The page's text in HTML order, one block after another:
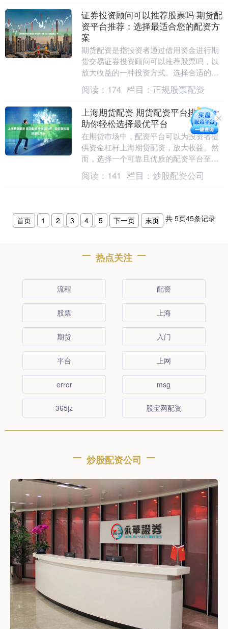
证券投资顾问可以推荐股票吗 期货配
资平台推荐：选择最适合您的配资方
案
期货配资是指投资者通过借用资金进行期
货交易证券投资顾问可以推荐股票吗，以
放大收益的一种投资方式。选择合适的期
货配资平台至关重要，它将直接影响您的
投资体验和收益。....
阅读： 174 栏目： 正规股票配资
上海期货配资 期货配资平台排行榜：
助你轻松选择最优平台
在期货市场中，配资平台可以为投资者提
供资金杠杆上海期货配资，放大收益。然
而，选择一个可靠且优质的配资平台至关
重要。以下是一份期货配资平台排行榜，
旨在帮助你轻松选....
阅读： 141 栏目： 炒股配资公司
首页 1 2 3 4 5 下一页 末页 共5页45条记录
热点关注
流程 配资
股票 上海
期货 入门
平台 上网
error msg
365jz 股宝网配资
炒股配资公司